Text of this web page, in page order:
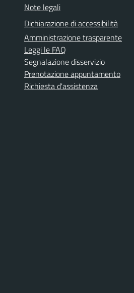
Note legali
Dichiarazione di accessibilità
Amministrazione trasparente
Leggi le FAQ
Segnalazione disservizio
Prenotazione appuntamento
Richiesta d'assistenza